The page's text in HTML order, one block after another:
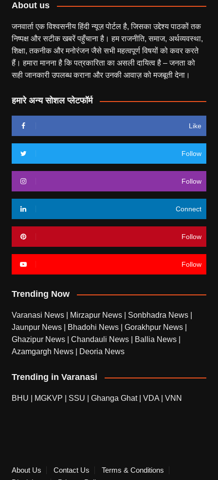
About us
जनवार्ता एक विश्वसनीय हिंदी न्यूज़ पोर्टल है, जिसका उद्देश्य पाठकों तक
निष्पक्ष और सटीक खबरें पहुँचाना है। हम राजनीति, समाज, अर्थव्यवस्था,
शिक्षा, तकनीक और मनोरंजन जैसे सभी महत्वपूर्ण विषयों को कवर करते
हैं। हमारा मानना है कि पत्रकारिता का असली दायित्व है – जनता को
सही जानकारी उपलब्ध कराना और उनकी आवाज़ को मजबूती देना।
हमारे अन्य सोशल प्लेटफॉर्म
Like
Follow
Follow
Connect
Follow
Follow
Trending Now
Varanasi News Mirzapur News Sonbhadra News
Jaunpur News
Bhadohi News Gorakhpur News
Ghazipur News
Chandauli News Ballia News
Azamgargh News
Deoria News
Trending in Varanasi
BHU MGKVP SSU Ghanga Ghat| VDA VNN
About Us Contact Us
Terms & Conditions